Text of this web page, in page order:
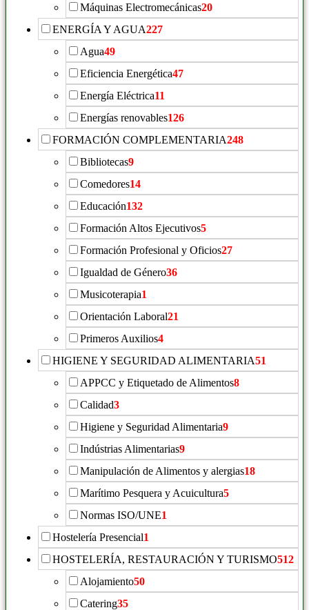
Máquinas Electromecánicas20
ENERGÍA Y AGUA227
Agua49
Eficiencia Energética47
Energía Eléctrica11
Energías renovables126
FORMACIÓN COMPLEMENTARIA248
Bibliotecas9
Comedores14
Educación132
Formación Altos Ejecutivos5
Formación Profesional y Oficios27
Igualdad de Género36
Musicoterapia1
Orientación Laboral21
Primeros Auxilios4
HIGIENE Y SEGURIDAD ALIMENTARIA51
APPCC y Etiquetado de Alimentos8
Calidad3
Higiene y Seguridad Alimentaria9
Indústrias Alimentarias9
Manipulación de Alimentos y alergias18
Marítimo Pesquera y Acuicultura5
Normas ISO/UNE1
Hostelería Presencial1
HOSTELERÍA, RESTAURACIÓN Y TURISMO512
Alojamiento50
Catering35